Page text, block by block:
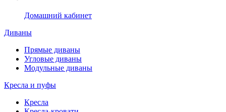
Домашний кабинет
Диваны
Прямые диваны
Угловые диваны
Модульные диваны
Кресла и пуфы
Кресла